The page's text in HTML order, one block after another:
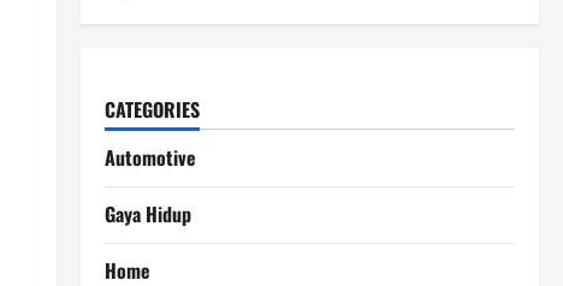
CATEGORIES
Automotive
Gaya Hidup
Home